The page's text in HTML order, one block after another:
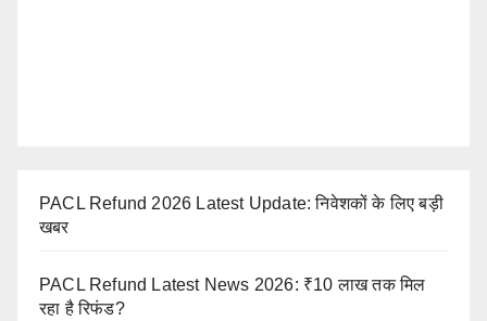
PACL Refund 2026 Latest Update: निवेशकों के लिए बड़ी
खबर
PACL Refund Latest News 2026: ₹10 लाख तक मिल
रहा है रिफंड?